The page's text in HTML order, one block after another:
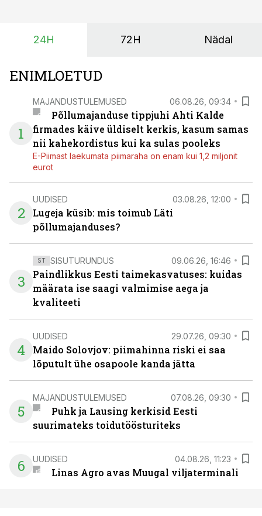
24H 72H Nädal
ENIMLOETUD
1
MAJANDUSTULEMUSED 06.08.26, 09:34
Põllumajanduse tippjuhi Ahti Kalde
firmades käive üldiselt kerkis, kasum samas
nii kahekordistus kui ka sulas pooleks
E-Piimast laekumata piimaraha on enam kui 1,2 miljonit
eurot
2
UUDISED 03.08.26, 12:00
Lugeja küsib: mis toimub Läti
põllumajanduses?
3
ST SISUTURUNDUS 09.06.26, 16:46
Paindlikkus Eesti taimekasvatuses: kuidas
määrata ise saagi valmimise aega ja
kvaliteeti
4
UUDISED 29.07.26, 09:30
Maido Solovjov: piimahinna riski ei saa
lõputult ühe osapoole kanda jätta
5
MAJANDUSTULEMUSED 07.08.26, 09:30
Puhk ja Lausing kerkisid Eesti
suurimateks toidutöösturiteks
6 UUDISED 04.08.26, 11:23
Linas Agro avas Muugal viljaterminali